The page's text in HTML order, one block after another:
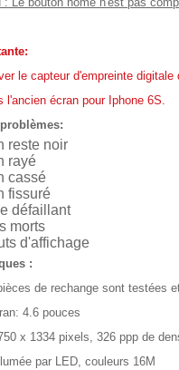
le capteur d'empreinte
l'ancien écran pour Iphone 6S.
reste noir
rayé
cassé
fissuré
défaillant
morts
d'affichage
:
de rechange sont testées
4.6 pouces
x 1334 pixels, 326 ppp de
par LED, couleurs 16M